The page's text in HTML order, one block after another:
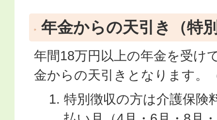
年金からの天引き（特
年間18万円以上の年金を受け
金からの天引きとなります。
特別徴収の方は介護保険